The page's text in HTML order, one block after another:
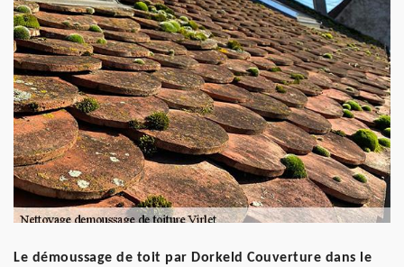
Le démoussage de toit par Dorkeld Couverture dans le